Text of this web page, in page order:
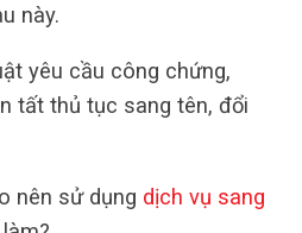
này.
yêu cầu công chứng,
tất thủ tục sang tên, đổi
nên sử dụng dịch vụ sang